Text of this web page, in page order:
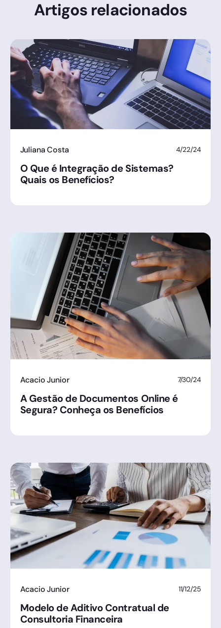
Artigos relacionados
Juliana Costa 4/22/24
O Que é Integração de Sistemas?
Quais os Benefícios?
Acacio Junior 7/30/24
A Gestão de Documentos Online é
Segura? Conheça os Benefícios
Acacio Junior 11/12/25
Modelo de Aditivo Contratual de
Consultoria Financeira